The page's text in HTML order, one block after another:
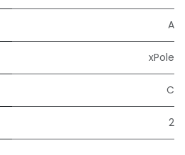
A
xPole
C
2